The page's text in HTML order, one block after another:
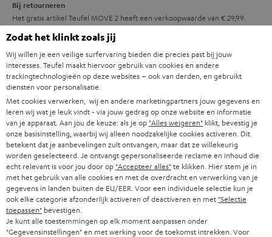
Bij retourneren
Het gratis artikel Teufel MOVE 2 heeft een verkoopwaarde van € 29,99.
samen aangeboden. Het is uitgesloten de koopovereenkomst te splitsen
(bijv. alleen te beperken op het gebruik van het gratis artikel Teufel MOVE
2). Dit houdt in dat bij een eventueel retourneren van het aangeschafte
product, ook het gratis artikel Teufel MOVE 2 geretourneerd dient te
worden.
Let op
Bij het leveren van gratis producten in het kader van promotionele acties
gelden – afwijkend van onze algemene voorwaarden – voor deze
producten geldt de garantie van 2 jaar niet.
Levering
De levering van het gratis artikel Teufel MOVE 2 hoeft niet per se
tegelijkertijd met het aangeschafte product plaats te vinden. De levering
kan eventueel ook later plaatsvinden.
Zodat het klinkt zoals jij
Wij willen je een veilige surfervaring bieden die precies past bij jouw
interesses. Teufel maakt hiervoor gebruik van cookies en andere
trackingtechnologieën op deze websites – ook van derden, en gebruikt
diensten voor personalisatie.
Met cookies verwerken, wij en andere marketingpartners jouw gegevens en
leren wij wat je leuk vindt - via jouw gedrag op onze website en informatie
van je apparaat. Aan jou de keuze: als je op "Alles weigeren" klikt, bevestig je
onze basisinstelling, waarbij wij alleen noodzakelijke cookies activeren. Dit
betekent dat je aanbevelingen zult ontvangen, maar dat ze willekeurig
worden geselecteerd. Je ontvangt gepersonaliseerde reclame en inhoud die
echt relevant is voor jou door op "Accepteer alles"te klikken. Hier stem je in
met het gebruik van alle cookies en met de overdracht en verwerking van je
gegevens in landen buiten de EU/EER. Voor een individuele selectie kun je
ook elke categorie afzonderlijk activeren of deactiveren en met "Selectie
toepassen" bevestigen.
Je kunt alle toestemmingen op elk moment aanpassen onder
"Gegevensinstellingen" en met werking voor de toekomst intrekken. Voor